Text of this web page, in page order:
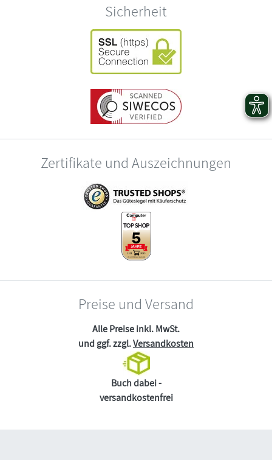
Sicherheit
Zertifikate und Auszeichnungen
Preise und Versand
Alle Preise inkl. MwSt.
und ggf. zzgl.Versandkosten
Buch dabei -
versandkostenfrei